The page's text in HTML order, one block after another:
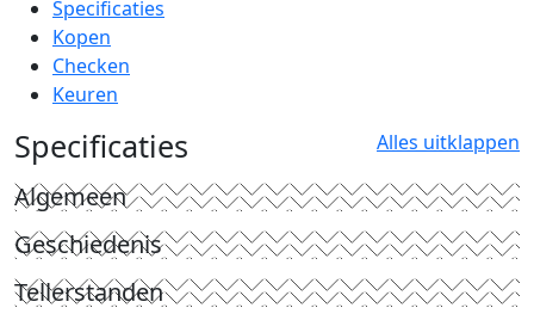
Specificaties
Kopen
Checken
Keuren
Specificaties Alles uitklappen
Algemeen
Geschiedenis
Tellerstanden